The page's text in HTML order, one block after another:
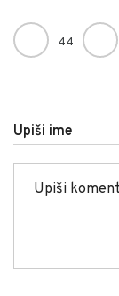
44
Upiši ime